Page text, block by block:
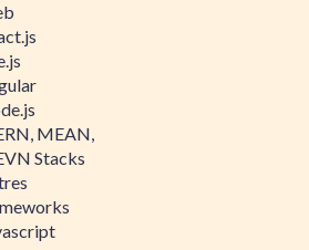
MEAN,
Stacks